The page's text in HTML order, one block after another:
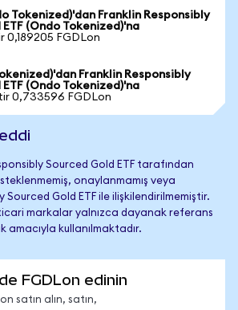
Tokenized)'dan Franklin Responsibly
(Ondo Tokenized)'na
0,189205 FGDLon
Franklin Responsibly
(Ondo Tokenized)'na
0,733596 FGDLon
Sourced Gold ETF tarafından
onaylanmamış veya
Sourced Gold ETF ile ilişkilendirilmemiştir.
markalar yalnızca dayanak referans
amacıyla kullanılmaktadır.
FGDLon edinin
satın alın, satın,